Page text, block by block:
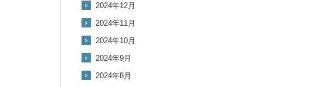
2024年12月
2024年11月
2024年10月
2024年9月
2024年8月